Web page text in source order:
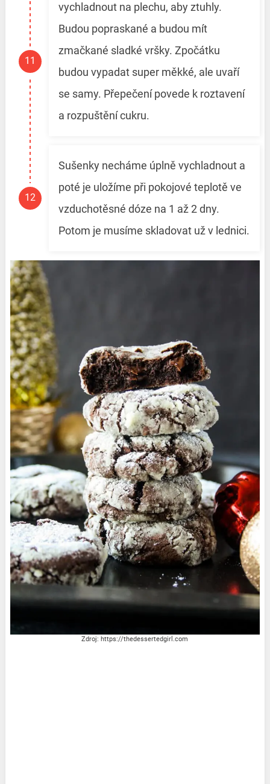
vychladnout na plechu, aby ztuhly.
Budou popraskané a budou mít
zmačkané sladké vršky. Zpočátku
budou vypadat super měkké, ale uvaří
se samy. Přepečení povede k roztavení
a rozpuštění cukru.
Sušenky necháme úplně vychladnout a
poté je uložíme při pokojové teplotě ve
vzduchotěsné dóze na 1 až 2 dny.
Potom je musíme skladovat už v lednici.
Zdroj: https://thedessertedgirl.com